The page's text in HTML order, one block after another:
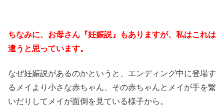
ちなみに、お母さん『妊娠説』もありますが、私はこれは
違うと思っています。
なぜ妊娠説があるのかというと、エンディング中に登場す
るメイより小さな赤ちゃん、その赤ちゃんとメイが手を繋
いだりしてメイが面倒を見ている様子から。